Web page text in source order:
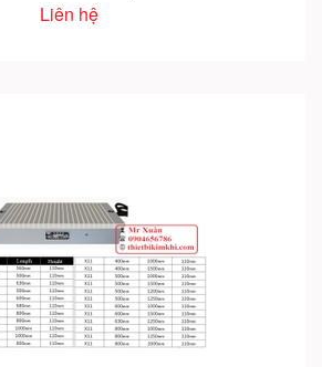
Liên hệ